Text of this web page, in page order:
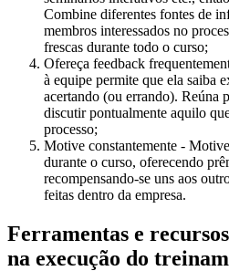
Combine diferentes fontes de
membros interessados ​​no
frescas durante todo o curso;
Ofereça feedback
à equipe permite que ela saiba
acertando (ou errando). Reúna
discutir pontualmente aquilo
processo;
Motive constantemente -
durante o curso, oferecendo
recompensando-se uns aos
feitas dentro da empresa.
Ferramentas e
na execução do